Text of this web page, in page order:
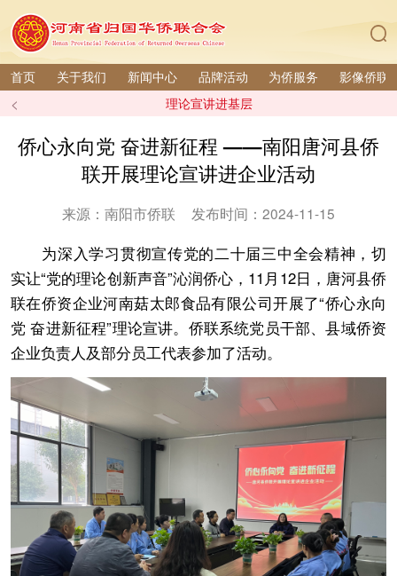
首页 关于我们 新闻中心 品牌活动 为侨服务 影像侨联
< 理论宣讲进基层
侨心永向党 奋进新征程 ——南阳唐河县侨
联开展理论宣讲进企业活动
来源：南阳市侨联 发布时间：2024-11-15
为深入学习贯彻宣传党的二十届三中全会精神，切
实让“党的理论创新声音”沁润侨心，11月12日，唐河县侨
联在侨资企业河南菇太郎食品有限公司开展了“侨心永向
党 奋进新征程”理论宣讲。侨联系统党员干部、县域侨资
企业负责人及部分员工代表参加了活动。